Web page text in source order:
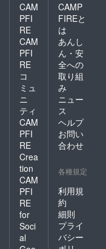
CAM
PFI
RE
CAM
PFI
RE
コ
ミュ
ニ
ティ
CAM
PFI
RE
Crea
tion
CAM
PFI
RE
for
Soci
al
CAMP
FIREと
は
あんし
ん・安
全への
取り組
み
ニュー
ス
ヘルプ
お問い
合わせ
各種規定
利用規
約
細則
プライ
バシー